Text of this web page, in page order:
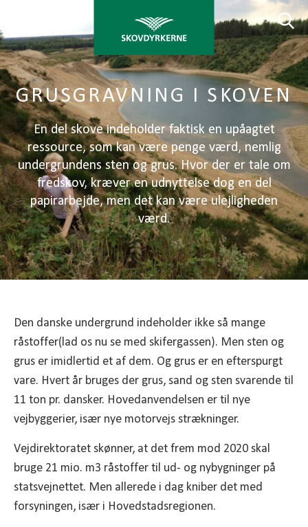
GRUSGRAVNING I SKOVEN
En del skove indeholder faktisk en upåagtet
ressource, som kan være penge værd, nemlig
undergrundens sten og grus. Hvor der er tale om
fredskov, kræver en udnyttelse dog en del
papirarbejde, men det kan være ulejligheden
værd.
Den danske undergrund indeholder ikke så mange
råstoffer(lad os nu se med skifergassen). Men sten og
grus er imidlertid et af dem. Og grus er en efterspurgt
vare. Hvert år bruges der grus, sand og sten svarende til
11 ton pr. dansker. Hovedanvendelsen er til nye
vejbyggerier, især nye motorvejs strækninger.
Vejdirektoratet skønner, at det frem mod 2020 skal
bruge 21 mio. m3 råstoffer til ud- og nybygninger på
statsvejnettet. Men allerede i dag kniber det med
forsyningen, især i Hovedstadsregionen.